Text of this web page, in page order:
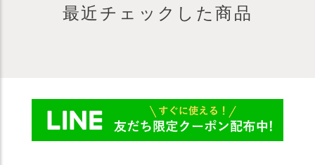
最近チェックした商品